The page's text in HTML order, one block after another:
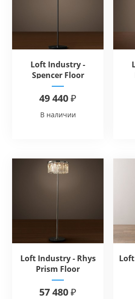
Loft Industry -
Spencer Floor
49 440 ₽
В наличии
Loft Industry - Rhys
Prism Floor
57 480 ₽